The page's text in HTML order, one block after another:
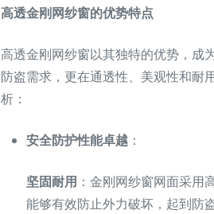
高透金刚网纱窗的优势特点
高透金刚网纱窗以其独特的优势，成
防盗需求，更在通透性、美观性和耐
析：
安全防护性能卓越 ：
坚固耐用 ：金刚网纱窗网面采用
能够有效防止外力破坏，起到防盗